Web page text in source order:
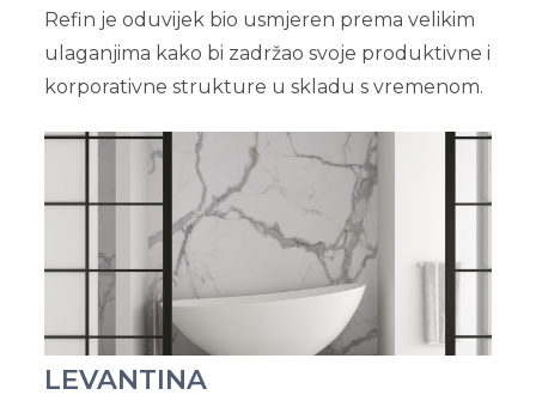
Refin je oduvijek bio usmjeren prema velikim
ulaganjima kako bi zadržao svoje produktivne i
korporativne strukture u skladu s vremenom.
LEVANTINA